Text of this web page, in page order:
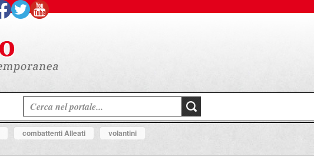
combattenti Alleati
volantini